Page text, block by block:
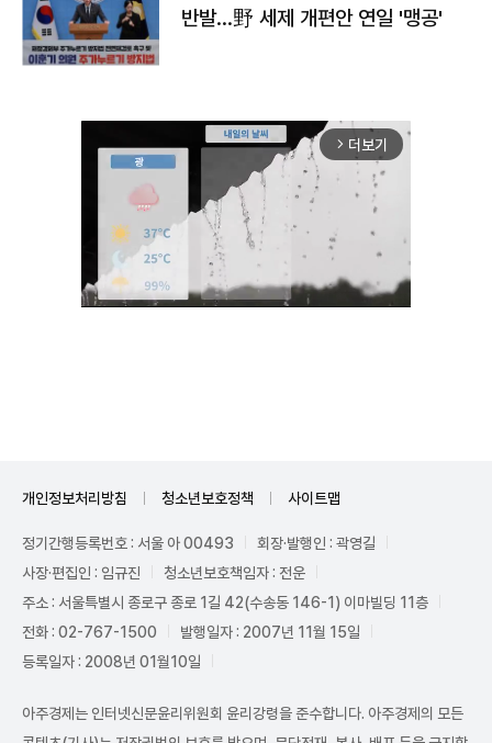
반발…野 세제 개편안 연일 '맹공'
arrow_forward_ios 더보기
개인정보처리방침 청소년보호정책 사이트맵
정기간행등록번호 : 서울 아 00493
회장·발행인 : 곽영길
사장·편집인 : 임규진
청소년보호책임자 : 전운
주소 : 서울특별시 종로구 종로 1길 42(수송동 146-1) 이마빌딩 11층
전화 : 02-767-1500
발행일자 : 2007년 11월 15일
등록일자 : 2008년 01월10일
아주경제는 인터넷신문윤리위원회 윤리강령을 준수합니다. 아주경제의 모든